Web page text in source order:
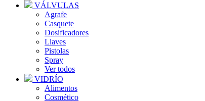
VÁLVULAS
Agrafe
Casquete
Dosificadores
Llaves
Pistolas
Spray
Ver todos
VIDRÍO
Alimentos
Cosmético